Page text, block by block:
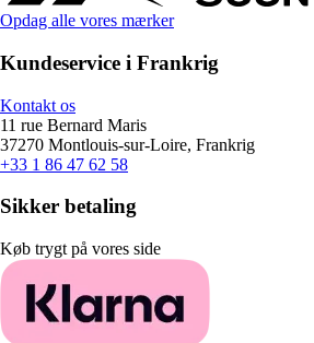
Opdag alle vores mærker
Kundeservice i Frankrig
Kontakt os
11 rue Bernard Maris
37270 Montlouis-sur-Loire, Frankrig
+33 1 86 47 62 58
Sikker betaling
Køb trygt på vores side